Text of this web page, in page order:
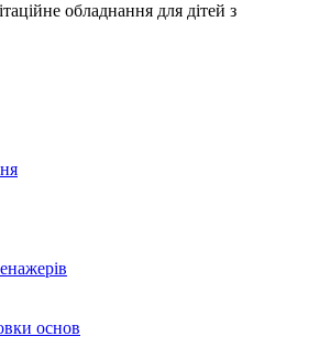
обладнання для дітей з
основ